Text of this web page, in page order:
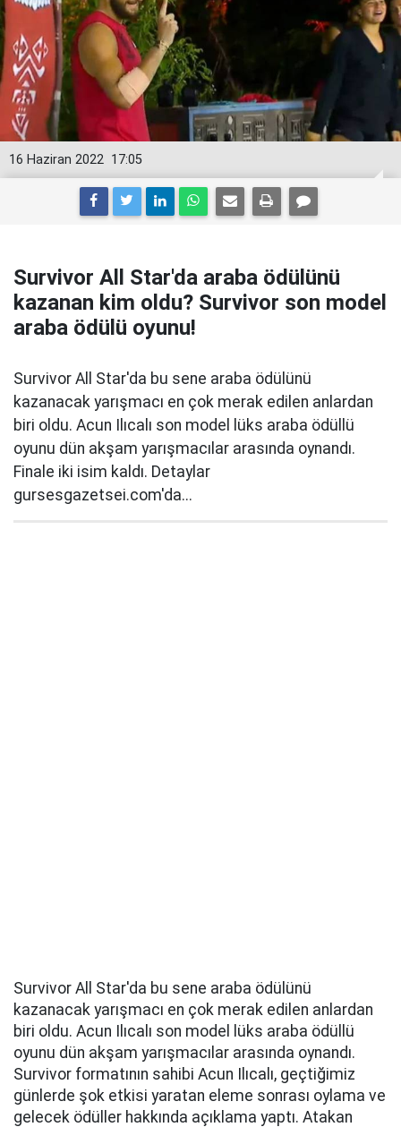
17:05
16 Haziran 2022
Survivor All Star'da araba ödülünü
kazanan kim oldu? Survivor son model
araba ödülü oyunu!
Survivor All Star'da bu sene araba ödülünü
kazanacak yarışmacı en çok merak edilen anlardan
biri oldu. Acun Ilıcalı son model lüks araba ödüllü
oyunu dün akşam yarışmacılar arasında oynandı.
Finale iki isim kaldı. Detaylar
gursesgazetsei.com'da...
Survivor All Star'da bu sene araba ödülünü
kazanacak yarışmacı en çok merak edilen anlardan
biri oldu. Acun Ilıcalı son model lüks araba ödüllü
oyunu dün akşam yarışmacılar arasında oynandı.
Survivor formatının sahibi Acun Ilıcalı, geçtiğimiz
günlerde şok etkisi yaratan eleme sonrası oylama ve
gelecek ödüller hakkında açıklama yaptı. Atakan